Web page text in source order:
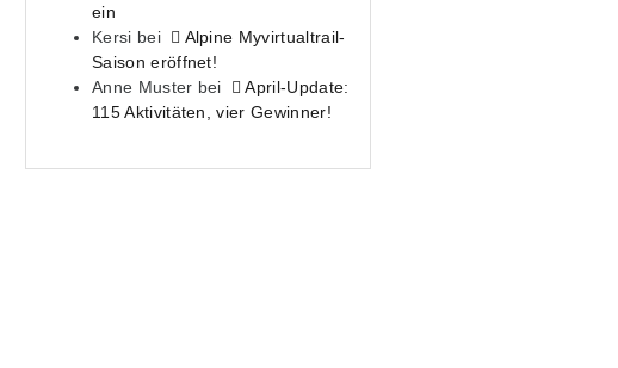
ein
Kersi bei
Alpine Myvirtualtrail-
Saison eröffnet!
Anne Muster bei
April-Update:
115 Aktivitäten, vier Gewinner!